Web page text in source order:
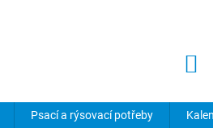
PODMÍNKY OCHRANY
Psací a rýsovací potřeby